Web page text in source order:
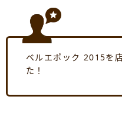
ベルエポック 2015を
た！